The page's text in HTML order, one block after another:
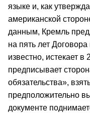
языке и, как
американской
данным, Кремль
на пять лет
известно, истекает
предписывает
обязательства»,
предположительно
документе